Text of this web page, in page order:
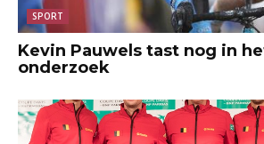
SPORT
Kevin Pauwels tast nog in
onderzoek